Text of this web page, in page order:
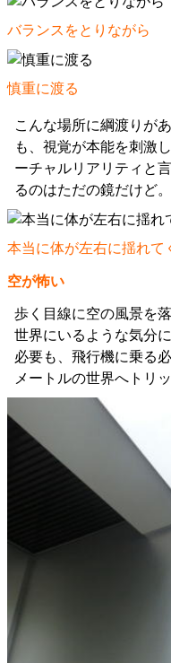
バランスをとりながら
慎重に渡る
こんな場所に綱渡りが
も、視覚が本能を刺激
ーチャルリアリティと
るのはただの鏡だけど。
本当に体が左右に揺れて
空が怖い
歩く目線に空の風景を
世界にいるような気分
必要も、飛行機に乗る
メートルの世界へトリ